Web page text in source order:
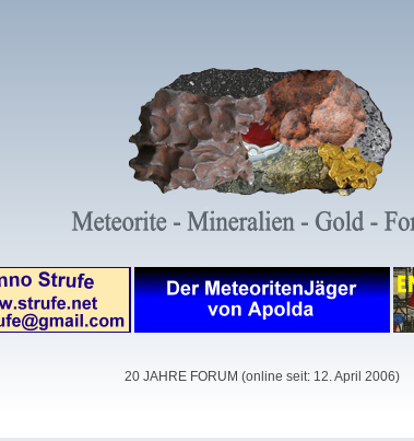
20 JAHRE FORUM (online seit: 12. April 2006)